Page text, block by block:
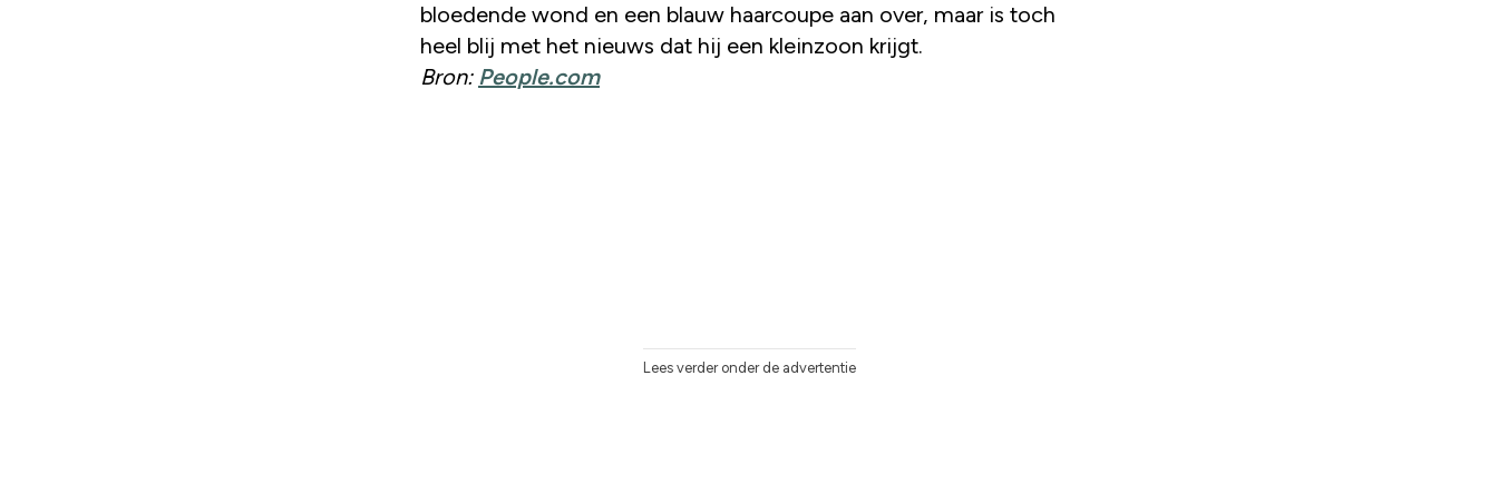
bloedende wond en een blauw haarcoupe aan over, maar is toch
heel blij met het nieuws dat hij een kleinzoon krijgt.
Bron: People.com
Lees verder onder de advertentie